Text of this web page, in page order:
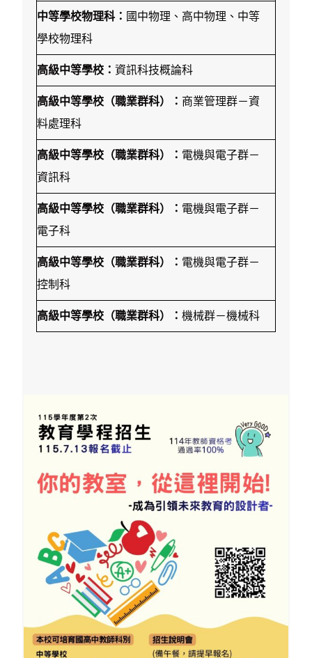
中等學校物理科： 國中物理、高中物理、中等
學校物理科
高級中等學校： 資訊科技概論科
高級中等學校（職業群科）： 商業管理群－資
料處理科
高級中等學校（職業群科）： 電機與電子群－
資訊科
高級中等學校（職業群科）： 電機與電子群－
電子科
高級中等學校（職業群科）： 電機與電子群－
控制科
高級中等學校（職業群科）： 機械群－機械科